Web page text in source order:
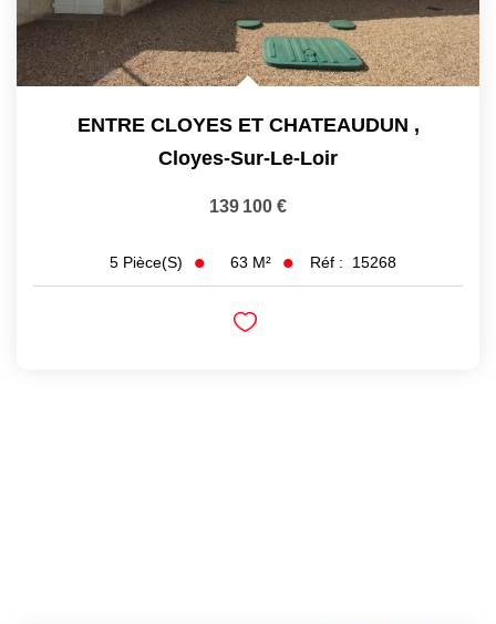
ENTRE CLOYES ET CHATEAUDUN ,
Cloyes-Sur-Le-Loir
139 100 €
5 Pièce(s) 63 M² Réf : 15268